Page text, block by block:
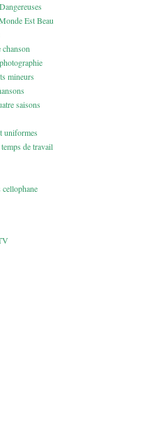
Est Beau
mineurs
saisons
uniformes
de travail
cellophane